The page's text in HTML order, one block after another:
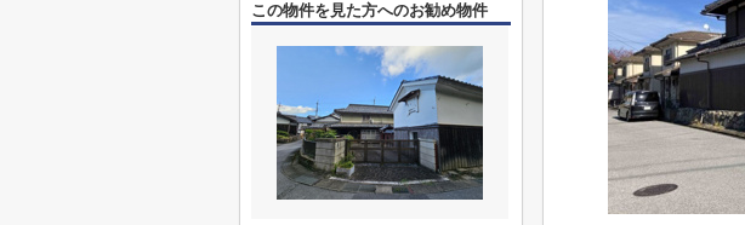
この物件を見た方へのお勧め物件